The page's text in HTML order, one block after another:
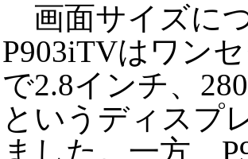
画面サイズに
P903iTVはワン
で2.8インチ、
というディスプ
ました。一方、